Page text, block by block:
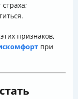
признаков,
при